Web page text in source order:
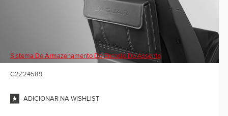
Sistema De Armazenamento Do Encosto Do Assento
C2Z24589
ADICIONAR NA WISHLIST